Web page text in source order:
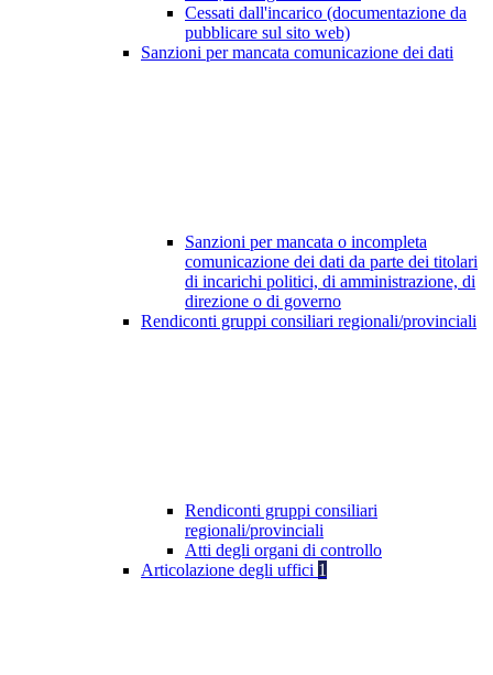
Cessati dall'incarico (documentazione da
pubblicare sul sito web)
Sanzioni per mancata comunicazione dei dati
Sanzioni per mancata o incompleta
comunicazione dei dati da parte dei titolari
di incarichi politici, di amministrazione, di
direzione o di governo
Rendiconti gruppi consiliari regionali/provinciali
Rendiconti gruppi consiliari
regionali/provinciali
Atti degli organi di controllo
Articolazione degli uffici 1